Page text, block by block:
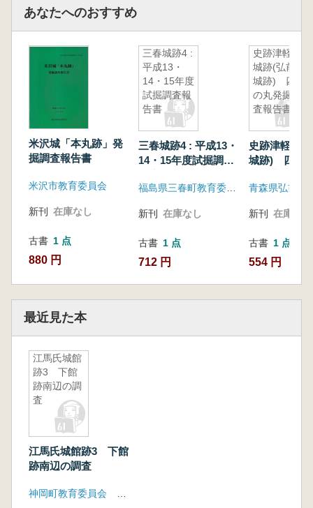
あなたへのおすすめ
米沢城「本丸跡」発
掘調査報告書
米沢市教育委員会
新刊 在庫なし
古書 1 点
880 円
三春城跡4 :
平成13・
14・15年度
試掘調査報
告書
三春城跡4 : 平成13・
14・15年度試掘調査
福島県三春町教育委員会
新刊 在庫なし
古書 1 点
712 円
史跡津軽氏
城跡(弘前
城跡) 四
の丸発掘調
査報告書
史跡津軽氏
城跡) 四の
新刊 在庫なし
古書 1 点
554 円
最近見た本
江馬氏城館
跡3 下館
跡南辺の調
査
江馬氏城館跡3 下館
跡南辺の調査